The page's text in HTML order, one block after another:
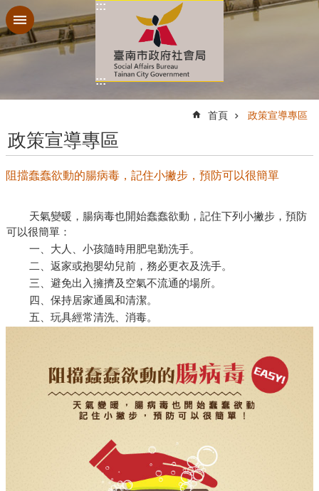
跳到主要內容區塊
:::
:::
首頁 政策宣導專區
政策宣導專區
阻擋蠢蠢欲動的腸病毒，記住小撇步，預防可以很簡單
天氣變暖，腸病毒也開始蠢蠢欲動，記住下列小撇步，預防
可以很簡單：
一、 大人、小孩隨時用肥皂勤洗手。
二、 返家或抱嬰幼兒前，務必更衣及洗手。
三、避免出入擁擠及空氣不流通的場所。
四、保持居家通風和清潔。
五、玩具經常清洗、消毒。